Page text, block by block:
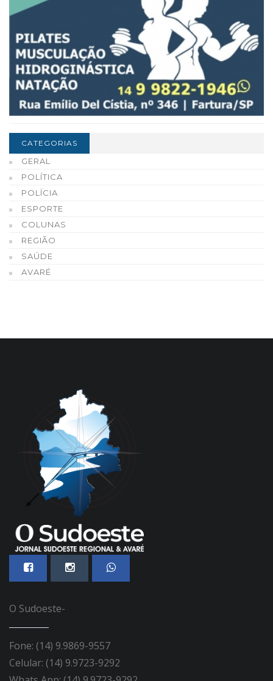
CATEGORIAS
GERAL
POLÍTICA
POLÍCIA
ESPORTE
COLUNAS
REGIÃO
SAÚDE
AVARÉ
O Sudoeste-
Fone: (14) 9.9869-9557
Celular: (14) 9.9723-9292